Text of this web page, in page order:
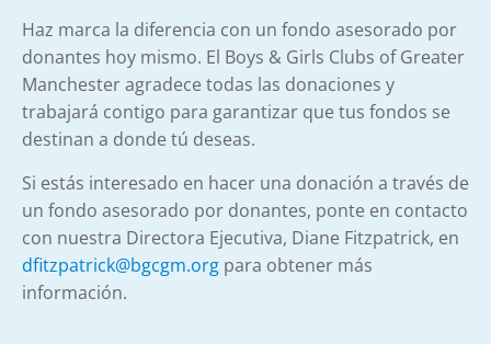
Haz marca la diferencia con un fondo asesorado por
donantes hoy mismo. El Boys & Girls Clubs of Greater
Manchester agradece todas las donaciones y
trabajará contigo para garantizar que tus fondos se
destinan a donde tú deseas.
Si estás interesado en hacer una donación a través de
un fondo asesorado por donantes, ponte en contacto
con nuestra Directora Ejecutiva, Diane Fitzpatrick, en
dfitzpatrick@bgcgm.org para obtener más
información.